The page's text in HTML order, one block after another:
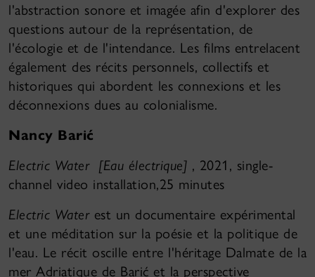
l'abstraction sonore et imagée afin d'explorer des
questions autour de la représentation, de
l'écologie et de l'intendance. Les films entrelacent
également des récits personnels, collectifs et
historiques qui abordent les connexions et les
déconnexions dues au colonialisme.
Nancy Barić
Electric Water [Eau électrique] , 2021, single-
channel video installation,25 minutes
Electric Water est un documentaire expérimental
et une méditation sur la poésie et la politique de
l'eau. Le récit oscille entre l'héritage Dalmate de la
mer Adriatique de Barić et la perspective